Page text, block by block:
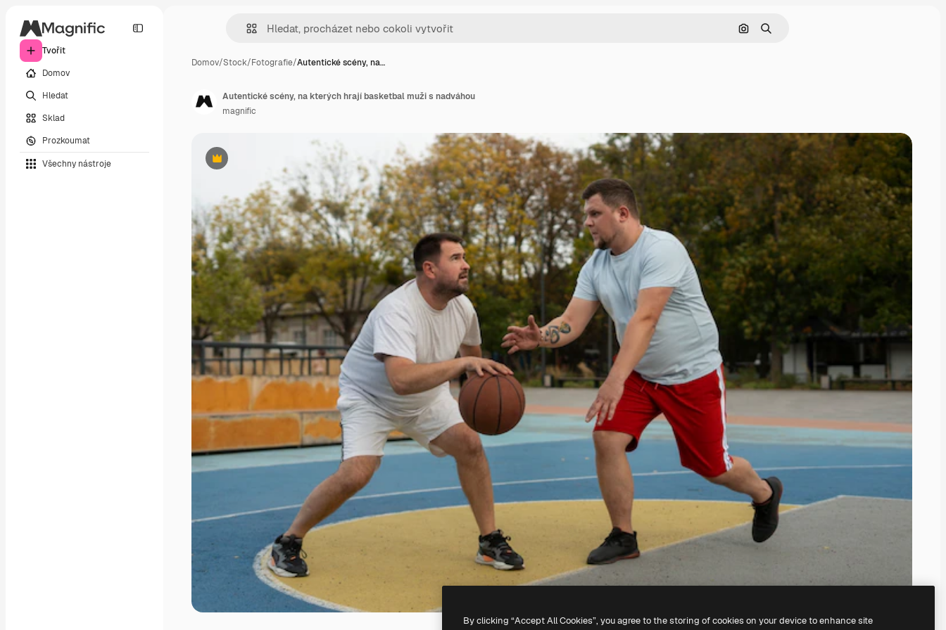
Tvořit
Domov
Hledat
Sklad
Prozkoumat
Všechny nástroje
Hledat podle obrázku
Hledat
Domov/Stock/Fotografie/Autentické scény, na…
Premium
Autentické scény, na kterých hrají basketbal muži s nadváhou
magnific
By clicking “Accept All Cookies”, you agree to the storing of cookies on your device to enhance site